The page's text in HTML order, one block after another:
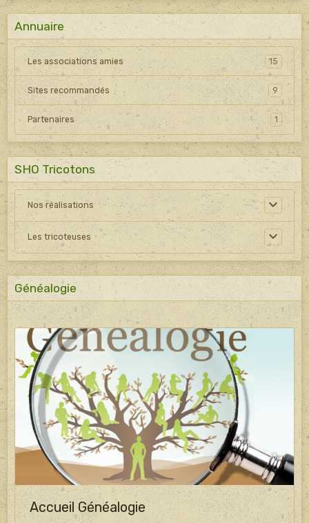
Annuaire
Les associations amies 15
Sites recommandés 9
Partenaires 1
SHO Tricotons
Nos réalisations
Les tricoteuses
Généalogie
Accueil Généalogie